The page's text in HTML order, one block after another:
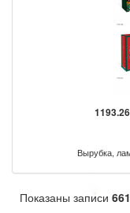
Вырубка,
Показаны записи